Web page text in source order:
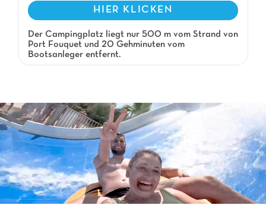
HIER KLICKEN
Der Campingplatz liegt nur 500 m vom Strand von
Port Fouquet und 20 Gehminuten vom
Bootsanleger entfernt.